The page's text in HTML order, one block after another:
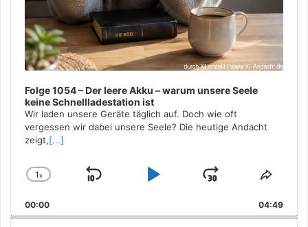
Folge 1054 – Der leere Akku – warum unsere Seele
keine Schnellladestation ist
Wir laden unsere Geräte täglich auf. Doch wie oft
vergessen wir dabei unsere Seele? Die heutige Andacht
zeigt,[...]
Change
Rate
1x
Skip
Play
Jump
Forward
Share
00:00 04:49